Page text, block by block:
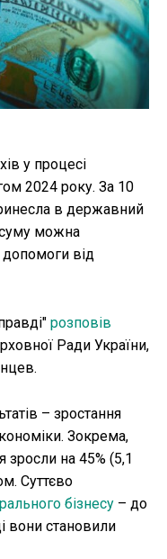
у процесі
2024 року. За 10
в державний
можна
від
розповів
Ради України,
– зростання
Зокрема,
зросли на 45% (5,1
Суттєво
бізнесу – до
вони становили